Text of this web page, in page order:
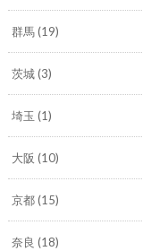
群馬(19)
茨城(3)
埼玉 (1)
大阪 (10)
京都(15)
奈良 (18)